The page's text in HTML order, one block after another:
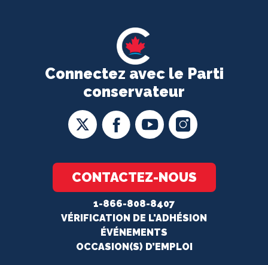
Connectez avec le Parti
conservateur
CONTACTEZ-NOUS
1-866-808-8407
VÉRIFICATION DE L'ADHÉSION
ÉVÉNEMENTS
OCCASION(S) D’EMPLOI